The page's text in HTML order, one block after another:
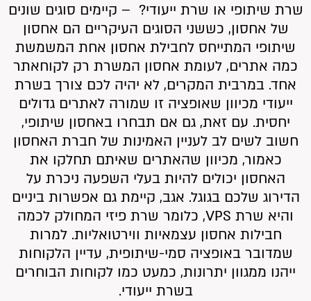
שרת שיתופי או שרת ייעודי? – קיימים סוגים שונים
של אחסון, כששני הסוגים העיקריים הם אחסון
שיתופי המתייחס לחבילת אחסון אחת המשמשת
כמה אתרים, לעומת אחסון המשרת רק לקוחאתר
אחד. במרבית המקרים, לא יהיה לכם צורך בשרת
ייעודי מכיוון שאופציה זו שמורה לאתרים גדולים
יחסית. עם זאת, גם אם תבחרו באחסון שיתופי,
חשוב לשים לב לעניין האמינות של חברת האחסון
כאמור, מכיוון שהאתרים שאיתם תחלקו את
האחסון יכולים להיות בעלי השפעה ניכרת על
הדירוג שלכם בגוגל. אגב, קיימת גם אפשרות ביניים
והיא שרת VPS, כלומר שרת פיזי המחולק לכמה
חבילות אחסון עצמאיות ווירטואליות. למרות
שמדובר באופציה סמי-שיתופית, עדיין הלקוחות
ייהנו ממגוון יתרונות, כמעט כמו לקוחות הבוחרים
בשרת ייעודי.